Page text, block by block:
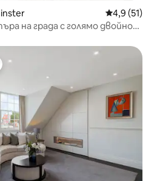
Средна
4,9 (51)
на града с голямо двойно
гостите